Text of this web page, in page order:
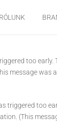
was triggered
too early.
message was
triggered too
(This
RÓLUNK